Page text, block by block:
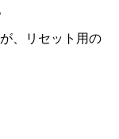
が、リセット用の